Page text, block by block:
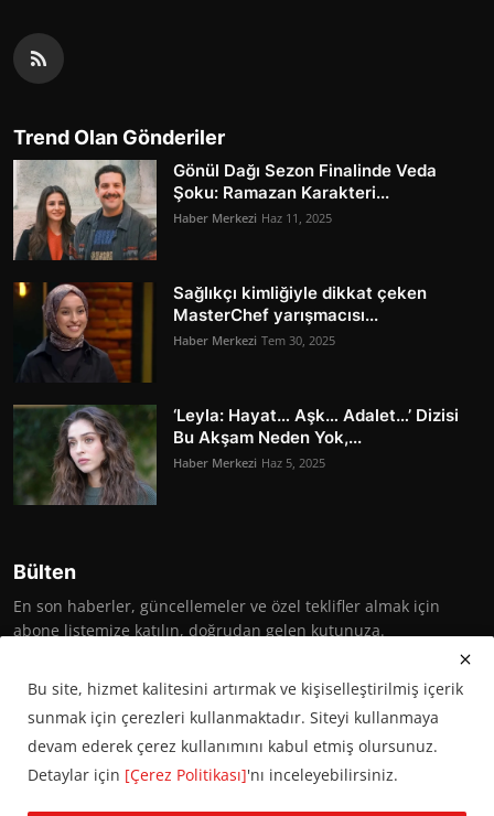
Trend Olan Gönderiler
Gönül Dağı Sezon Finalinde Veda
Şoku: Ramazan Karakteri...
Haber Merkezi Haz 11, 2025
Sağlıkçı kimliğiyle dikkat çeken
MasterChef yarışmacısı...
Haber Merkezi Tem 30, 2025
‘Leyla: Hayat… Aşk… Adalet…’ Dizisi
Bu Akşam Neden Yok,...
Haber Merkezi Haz 5, 2025
Bülten
En son haberler, güncellemeler ve özel teklifler almak için
abone listemize katılın, doğrudan gelen kutunuza.
Abone Ol
Bu site, hizmet kalitesini artırmak ve kişiselleştirilmiş içerik
sunmak için çerezleri kullanmaktadır. Siteyi kullanmaya
devam ederek çerez kullanımını kabul etmiş olursunuz.
Detaylar için [Çerez Politikası]'nı inceleyebilirsiniz.